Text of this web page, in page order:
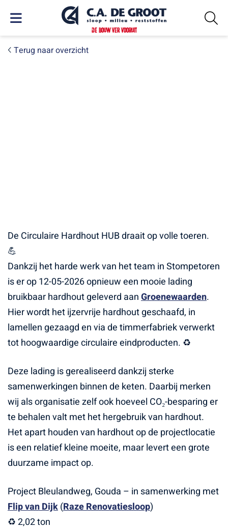
DE BOUW VER VOORUIT
Terug naar overzicht
De Circulaire Hardhout HUB draait op volle toeren.
💪
Dankzij het harde werk van het team in Stompetoren
is er op 12-05-2026 opnieuw een mooie lading
bruikbaar hardhout geleverd aanGroenewaarden.
Hier wordt het ijzervrije hardhout geschaafd, in
lamellen gezaagd en via de timmerfabriek verwerkt
tot hoogwaardige circulaire eindproducten. ♻️
Deze lading is gerealiseerd dankzij sterke
samenwerkingen binnen de keten. Daarbij merken
wij als organisatie zelf ook hoeveel CO₂-besparing er
te behalen valt met het hergebruik van hardhout.
Het apart houden van hardhout op de projectlocatie
is een relatief kleine moeite, maar levert een grote
duurzame impact op.
Project Bleulandweg, Gouda – in samenwerking met
Flip van Dijk(Raze Renovatiesloop)
♻️ 2,02 ton